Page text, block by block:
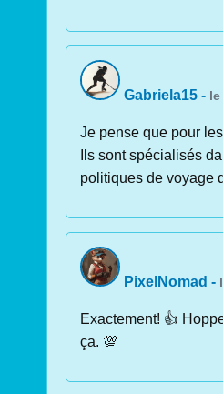
Gabriela15 - le
Je pense que pour
Ils sont spécialisés
politiques de voyage
PixelNomad -
Exactement! 👍
ça. 💯